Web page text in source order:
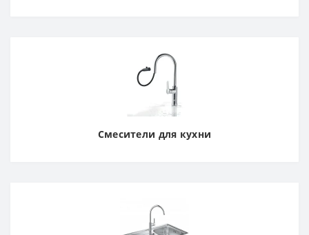
Смесители для кухни